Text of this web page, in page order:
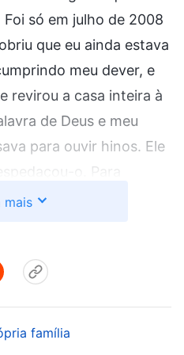
só em julho de 2008
que eu ainda estava
meu dever, e
revirou a casa inteira à
de Deus e meu
para ouvir hinos. Ele
o. Para
a fé, ele pediu licença
e fiquei
para ver meus
mais
família